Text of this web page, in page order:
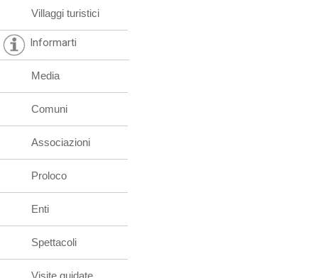
Villaggi turistici
Informarti
Media
Comuni
Associazioni
Proloco
Enti
Spettacoli
Visite guidate